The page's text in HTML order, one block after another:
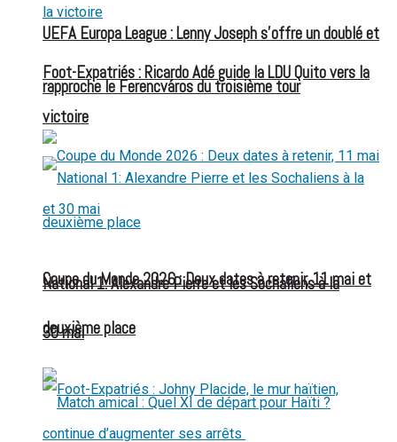
UEFA Europa League : Lenny Joseph s’offre un doublé et
rapproche le Ferencváros du troisième tour
Coupe du Monde 2026 : Deux dates à retenir, 11 mai et
30 mai
Foot-Expatriés : Ricardo Adé guide la LDU Quito vers la
victoire
National 1: Alexandre Pierre et les Sochaliens à la
deuxième place